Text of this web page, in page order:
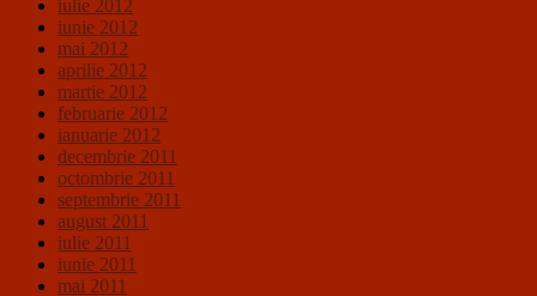
iulie 2012
iunie 2012
mai 2012
aprilie 2012
martie 2012
februarie 2012
ianuarie 2012
decembrie 2011
octombrie 2011
septembrie 2011
august 2011
iulie 2011
iunie 2011
mai 2011